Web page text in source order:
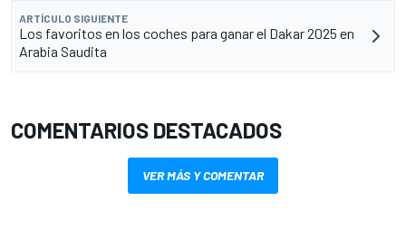
ARTÍCULO SIGUIENTE
Los favoritos en los coches para ganar el Dakar 2025 en
Arabia Saudita
COMENTARIOS DESTACADOS
VER MÁS Y COMENTAR